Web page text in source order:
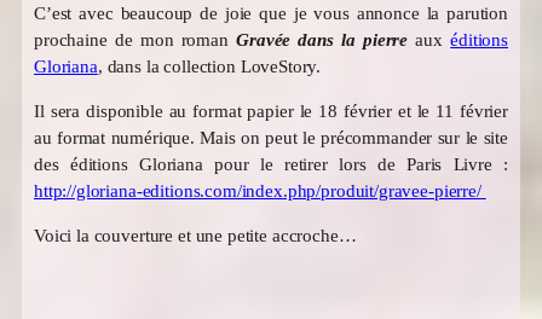
C’est avec beaucoup de joie que je vous annonce la parution
prochaine de mon romanGravée dans la pierre auxéditions
Gloriana, dans la collection LoveStory.
Il sera disponible au format papier le 18 février et le 11 février
au format numérique. Mais on peut le précommander sur le site
des éditions Gloriana pour le retirer lors de Paris Livre :
http://gloriana-editions.com/index.php/produit/gravee-pierre/
Voici la couverture et une petite accroche…